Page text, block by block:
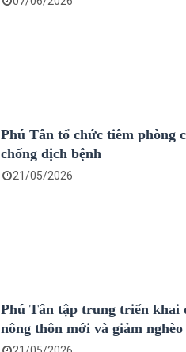
Phú Tân tổ chức tiêm phòng
chống dịch bệnh
21/05/2026
Phú Tân tập trung triển khai
nông thôn mới và giảm